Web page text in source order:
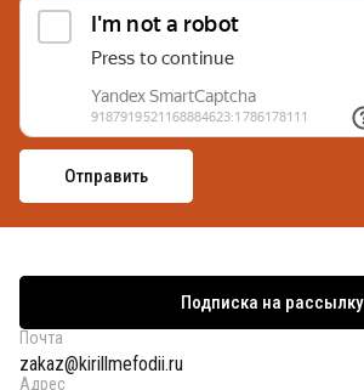
Подписка на рассылку
Почта
zakaz@kirillmefodii.ru
Адрес